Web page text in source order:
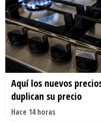
Aquí los nuevos
duplican su precio
Hace 14 horas